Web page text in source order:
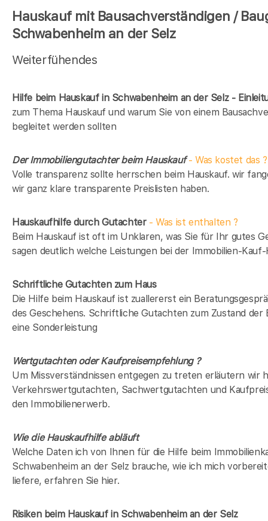
Hauskauf mit Bausachverständigen /
Schwabenheim an der Selz
Weiterfühendes
Hilfe beim Hauskauf in Schwabenheim an der Selz -
zum Thema Hauskauf und warum Sie von einem
begleitet werden sollten
Der Immobiliengutachter beim Hauskauf- Was kostet das ?
Volle transparenz sollte herrschen beim Hauskauf. wir
wir ganz klare transparente Preislisten haben.
Hauskaufhilfe durch Gutachter- Was ist enthalten ?
Beim Hauskauf ist oft im Unklaren, was Sie für Ihr gutes
sagen deutlich welche Leistungen bei der Immobilien-
Schriftliche Gutachten zum Haus
Die Hilfe beim Hauskauf ist zuallererst ein
des Geschehens. Schriftliche Gutachten zum Zustand der
eine Sonderleistung
Wertgutachten oder Kaufpreisempfehlung ?
Um Missverständnissen entgegen zu treten erläutern wir
Verkehrswertgutachten, Sachwertgutachten und
den Immobilienerwerb.
Wie die Hauskaufhilfe abläuft
Welche Daten ich von Ihnen für die Hilfe beim
Schwabenheim an der Selz brauche, wie ich mich
liefere, erfahren Sie hier.
Risiken beim Hauskaufin Schwabenheim an der Selz